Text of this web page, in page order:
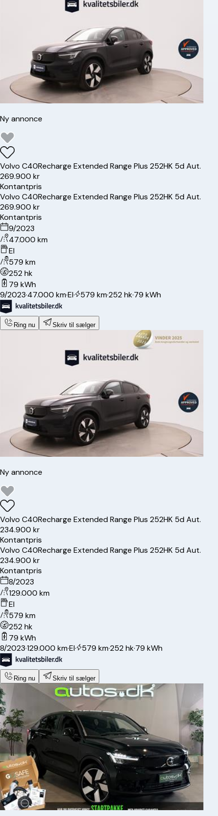
Ny annonce
Volvo C40Recharge Extended Range Plus 252HK 5d Aut.
269.900 kr
Kontantpris
Volvo C40Recharge Extended Range Plus 252HK 5d Aut.
269.900 kr
Kontantpris
9/2023
47.000 km
El
579 km
252 hk
79 kWh
9/2023·47.000 km·El· 579 km·252 hk·79 kWh
Ring nu Skriv til sælger
Ny annonce
Volvo C40Recharge Extended Range Plus 252HK 5d Aut.
234.900 kr
Kontantpris
Volvo C40Recharge Extended Range Plus 252HK 5d Aut.
234.900 kr
Kontantpris
8/2023
129.000 km
El
579 km
252 hk
79 kWh
8/2023·129.000 km·El· 579 km·252 hk·79 kWh
Ring nu Skriv til sælger